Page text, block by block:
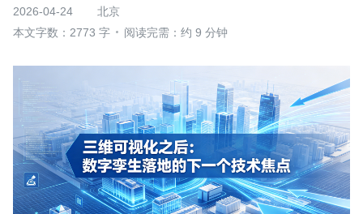
2026-04-24
北京
本文字数：2773 字
阅读完需：约 9 分钟